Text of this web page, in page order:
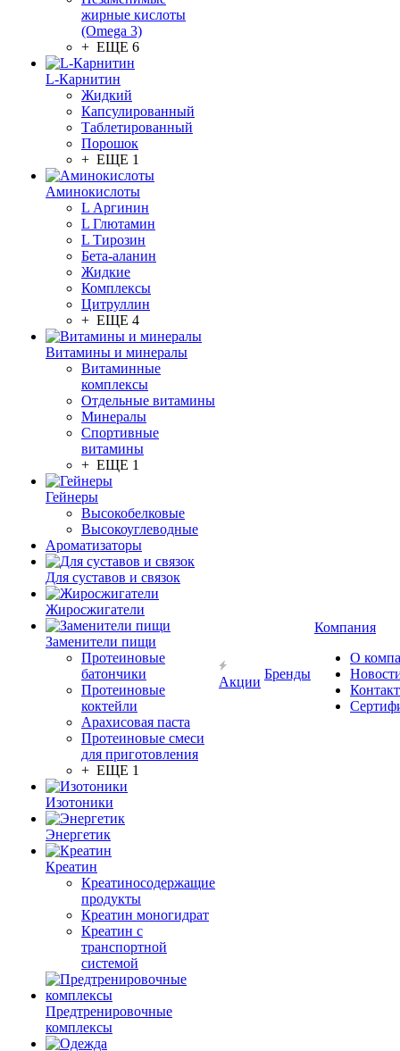
жирные кислоты
(Omega 3)
+ ЕЩЕ 6
L-Карнитин
Жидкий
Капсулированный
Таблетированный
Порошок
+ ЕЩЕ 1
Аминокислоты
L Аргинин
L Глютамин
L Тирозин
Бета-аланин
Жидкие
Комплексы
Цитруллин
+ ЕЩЕ 4
Витамины и минералы
Витаминные
комплексы
Отдельные витамины
Минералы
Спортивные
витамины
+ ЕЩЕ 1
Гейнеры
Высокобелковые
Высокоуглеводные
Ароматизаторы
Для суставов и связок
Жиросжигатели
Заменители пищи
Протеиновые
батончики
Протеиновые
коктейли
Арахисовая паста
Протеиновые смеси
для приготовления
+ ЕЩЕ 1
Изотоники
Энергетик
Креатин
Креатиносодержащие
продукты
Креатин моногидрат
Креатин с
транспортной
системой
Предтренировочные
комплексы
Акции
Бренды
Компания
О